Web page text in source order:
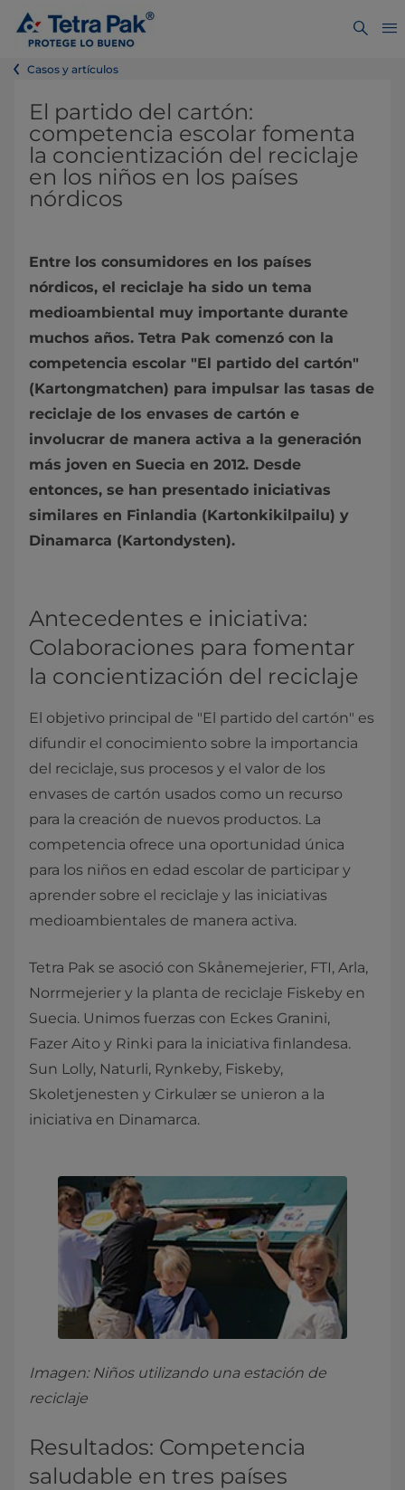
Casos y artículos
El partido del cartón:
competencia escolar fomenta
la concientización del reciclaje
en los niños en los países
nórdicos
Entre los consumidores en los países
nórdicos, el reciclaje ha sido un tema
medioambiental muy importante durante
muchos años. Tetra Pak comenzó con la
competencia escolar "El partido del cartón"
(Kartongmatchen) para impulsar las tasas de
reciclaje de los envases de cartón e
involucrar de manera activa a la generación
más joven en Suecia en 2012. Desde
entonces, se han presentado iniciativas
similares en Finlandia (Kartonkikilpailu) y
Dinamarca (Kartondysten).
Antecedentes e iniciativa:
Colaboraciones para fomentar
la concientización del reciclaje
El objetivo principal de "El partido del cartón" es
difundir el conocimiento sobre la importancia
del reciclaje, sus procesos y el valor de los
envases de cartón usados como un recurso
para la creación de nuevos productos. La
competencia ofrece una oportunidad única
para los niños en edad escolar de participar y
aprender sobre el reciclaje y las iniciativas
medioambientales de manera activa.
Tetra Pak se asoció con Skånemejerier, FTI, Arla,
Norrmejerier y la planta de reciclaje Fiskeby en
Suecia. Unimos fuerzas con Eckes Granini,
Fazer Aito y Rinki para la iniciativa finlandesa.
Sun Lolly, Naturli, Rynkeby, Fiskeby,
Skoletjenesten y Cirkulær se unieron a la
iniciativa en Dinamarca.
Imagen: Niños utilizando una estación de
reciclaje
Resultados: Competencia
saludable en tres países